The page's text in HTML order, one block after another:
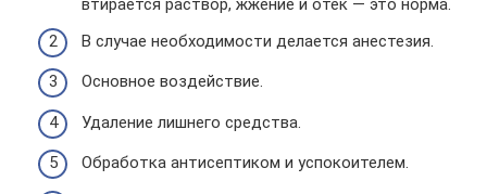
втирается раствор, жжение и отёк — это норма.
В случае необходимости делается анестезия.
Основное воздействие.
Удаление лишнего средства.
Обработка антисептиком и успокоителем.